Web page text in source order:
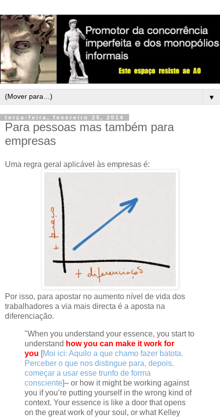
▼
terça-feira, fevereiro 25, 2014
Para pessoas mas também para
empresas
Uma regra geral aplicável às empresas é:
Por isso, para apostar no aumento nível de vida dos
trabalhadores a via mais directa é a aposta na
diferenciação.
"When you understand your essence, you start to
understand how you can make it work for
you [Moi ici: Aquilo a que chamo fazer batota.
Perceber o que nos distingue para, depois,
começar a usar esse trunfo de forma
consciente]– or how it might be working against
you if you’re putting yourself in the wrong kind of
context. Your essence is like a door that opens
on the great work of your soul, or what Kelley